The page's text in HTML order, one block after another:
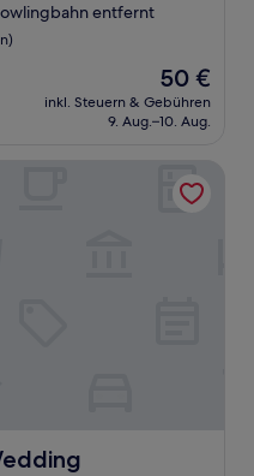
entfernt
Der
Preis
beträgt
50 €
inkl. Steuern & Gebühren
9. Aug.–10. Aug.